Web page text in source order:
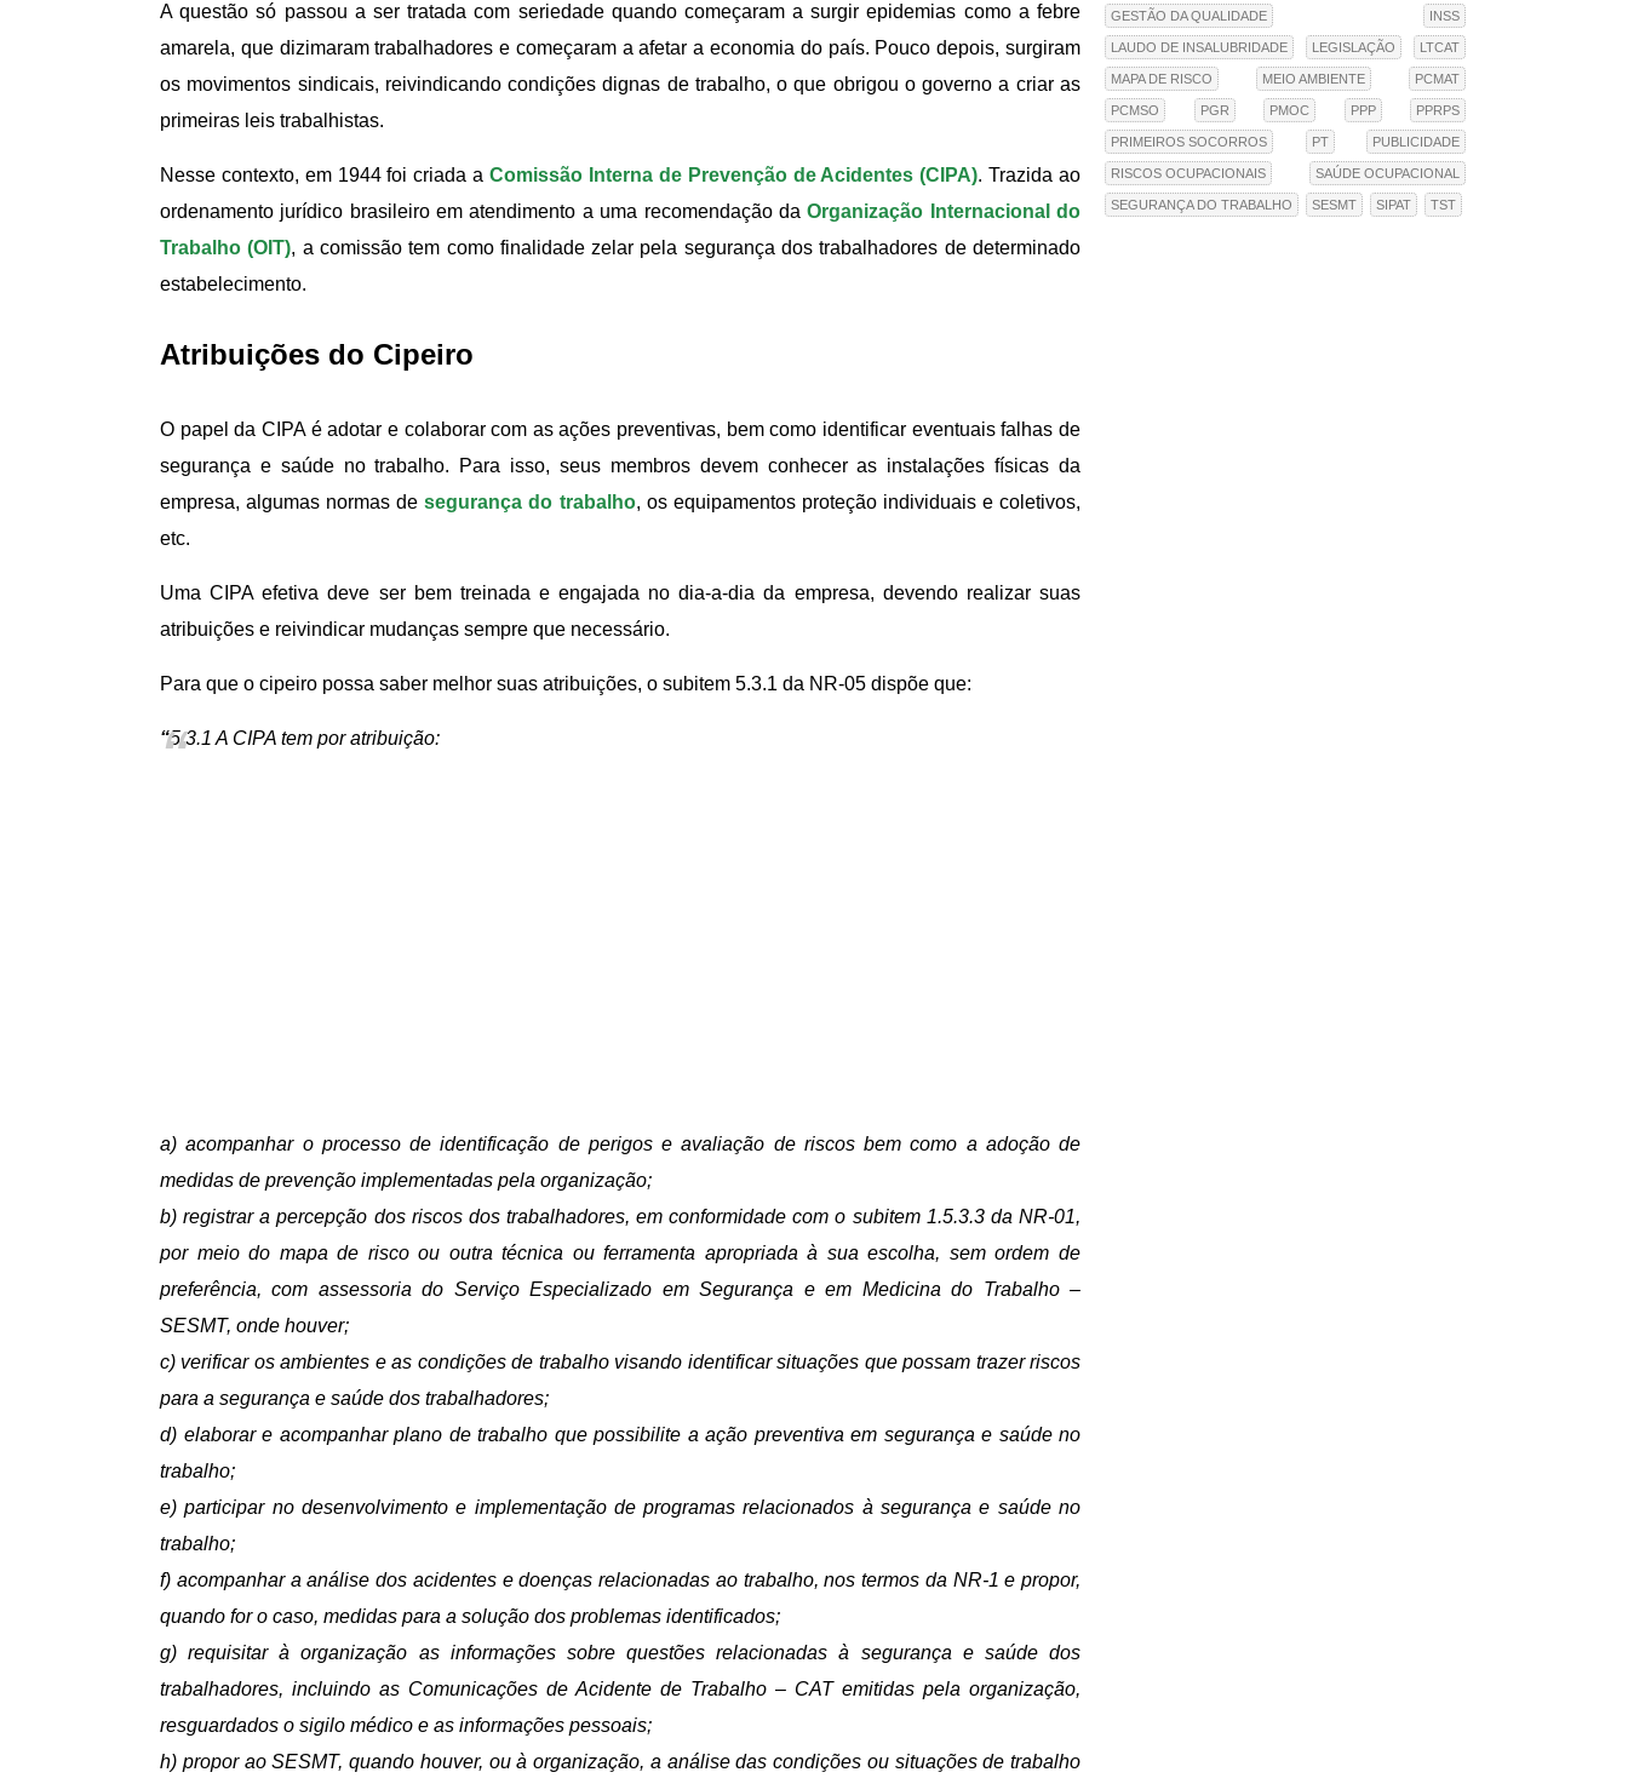
A questão só passou a ser tratada com seriedade quando começaram a surgir epidemias como a febre
amarela, que dizimaram trabalhadores e começaram a afetar a economia do país. Pouco depois, surgiram
os movimentos sindicais, reivindicando condições dignas de trabalho, o que obrigou o governo a criar as
primeiras leis trabalhistas.
Nesse contexto, em 1944 foi criada aComissão Interna de Prevenção de Acidentes (CIPA). Trazida ao
ordenamento jurídico brasileiro em atendimento a uma recomendação daOrganização Internacional do
Trabalho (OIT), a comissão tem como finalidade zelar pela segurança dos trabalhadores de determinado
estabelecimento.
Atribuições do Cipeiro
O papel da CIPA é adotar e colaborar com as ações preventivas, bem como identificar eventuais falhas de
segurança e saúde no trabalho. Para isso, seus membros devem conhecer as instalações físicas da
empresa, algumas normas desegurança do trabalho, os equipamentos proteção individuais e coletivos,
etc.
Uma CIPA efetiva deve ser bem treinada e engajada no dia-a-dia da empresa, devendo realizar suas
atribuições e reivindicar mudanças sempre que necessário.
Para que o cipeiro possa saber melhor suas atribuições, o subitem 5.3.1 da NR-05 dispõe que:
“5.3.1 A CIPA tem por atribuição:
a) acompanhar o processo de identificação de perigos e avaliação de riscos bem como a adoção de
medidas de prevenção implementadas pela organização;
b) registrar a percepção dos riscos dos trabalhadores, em conformidade com o subitem 1.5.3.3 da NR-01,
por meio do mapa de risco ou outra técnica ou ferramenta apropriada à sua escolha, sem ordem de
preferência, com assessoria do Serviço Especializado em Segurança e em Medicina do Trabalho –
SESMT, onde houver;
c) verificar os ambientes e as condições de trabalho visando identificar situações que possam trazer riscos
para a segurança e saúde dos trabalhadores;
d) elaborar e acompanhar plano de trabalho que possibilite a ação preventiva em segurança e saúde no
trabalho;
e) participar no desenvolvimento e implementação de programas relacionados à segurança e saúde no
trabalho;
f) acompanhar a análise dos acidentes e doenças relacionadas ao trabalho, nos termos da NR-1 e propor,
quando for o caso, medidas para a solução dos problemas identificados;
g) requisitar à organização as informações sobre questões relacionadas à segurança e saúde dos
trabalhadores, incluindo as Comunicações de Acidente de Trabalho – CAT emitidas pela organização,
resguardados o sigilo médico e as informações pessoais;
h) propor ao SESMT, quando houver, ou à organização, a análise das condições ou situações de trabalho
GESTÃO DA QUALIDADE INSS
LAUDO DE INSALUBRIDADE LEGISLAÇÃO LTCAT
MAPA DE RISCO MEIO AMBIENTE PCMAT
PCMSO PGR PMOC PPP PPRPS
PRIMEIROS SOCORROS PT PUBLICIDADE
RISCOS OCUPACIONAIS SAÚDE OCUPACIONAL
SEGURANÇA DO TRABALHO SESMT SIPAT TST